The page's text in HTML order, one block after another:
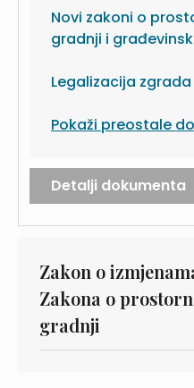
Novi zakoni o
gradnji i
Legalizacija
Pokaži preostale
Detalji dokumenta
Zakon o
Zakona o
gradnji